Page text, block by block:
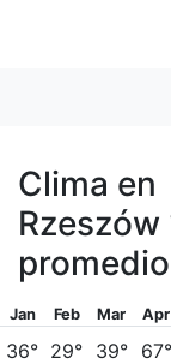
Clima en
Rzeszów
Jan
36°
Feb
29°
Mar
39°
Apr
67°